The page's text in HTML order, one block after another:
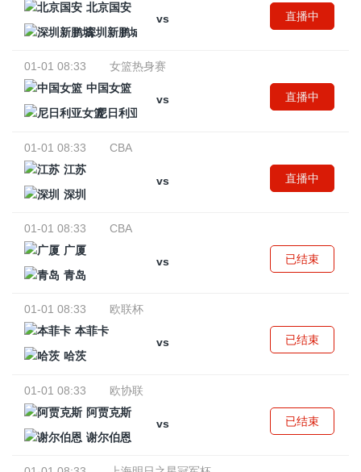
北京国安
vs
深圳新鹏城
直播中
01-01 08:33
女篮热身赛
中国女篮
vs
尼日利亚女篮
直播中
01-01 08:33
CBA
江苏
vs
深圳
直播中
01-01 08:33
CBA
广厦
vs
青岛
已结束
01-01 08:33
欧联杯
本菲卡
vs
哈茨
已结束
01-01 08:33
欧协联
阿贾克斯
vs
谢尔伯恩
已结束